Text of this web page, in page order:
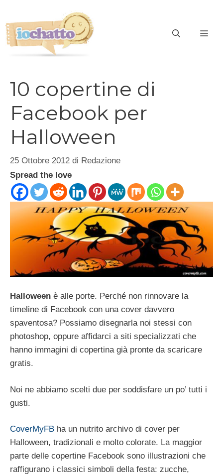
contenuto
10 copertine di
Facebook per
Halloween
25 Ottobre 2012 di Redazione
Spread the love
Halloween è alle porte. Perché non rinnovare la
timeline di Facebook con una cover davvero
spaventosa? Possiamo disegnarla noi stessi con
photoshop, oppure affidarci a siti specializzati che
hanno immagini di copertina già pronte da scaricare
gratis.
Noi ne abbiamo scelti due per soddisfare un po’ tutti i
gusti.
CoverMyFB ha un nutrito archivo di cover per
Halloween, tradizionali e molto colorate. La maggior
parte delle copertine Facebook sono illustrazioni che
raffigurano i classici simboli della festa: zucche,